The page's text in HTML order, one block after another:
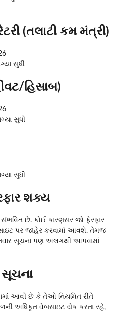
(તલાટી કમ મંત્રી)
સુધી
હિસાબ)
સુધી
સુધી
શક્ય
છે. કોઈ કારણસર જો ફેરફાર
પર જાહેર કરવામાં આવશે. તેમજ
સૂચના પણ અલગથી આપવામાં
સૂચના
આવી છે કે તેઓ નિયમિત રીતે
અધિકૃત વેબસાઇટ ચેક કરતા રહે,